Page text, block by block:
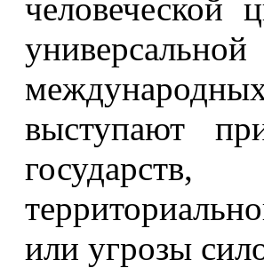
человеческой
выступают
или угрозы